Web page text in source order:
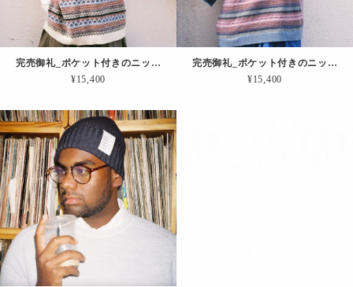
完売御礼_ポケット付きのニットベスト（ホワイトMix）
¥15,400
完売御礼_ポケット付きのニットベスト（ブルーMix）
¥15,400